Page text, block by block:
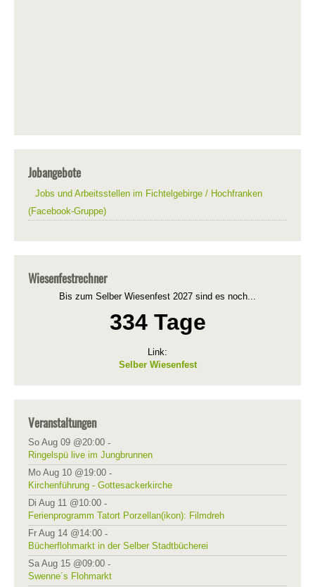
Jobangebote
Jobs und Arbeitsstellen im Fichtelgebirge / Hochfranken
(Facebook-Gruppe)
Wiesenfestrechner
Bis zum Selber Wiesenfest 2027 sind es noch...
334 Tage
Link:
Selber Wiesenfest
Veranstaltungen
So Aug 09 @20:00 -
Ringelspü live im Jungbrunnen
Mo Aug 10 @19:00 -
Kirchenführung - Gottesackerkirche
Di Aug 11 @10:00 -
Ferienprogramm Tatort Porzellan(ikon): Filmdreh
Fr Aug 14 @14:00 -
Bücherflohmarkt in der Selber Stadtbücherei
Sa Aug 15 @09:00 -
Swenne´s Flohmarkt